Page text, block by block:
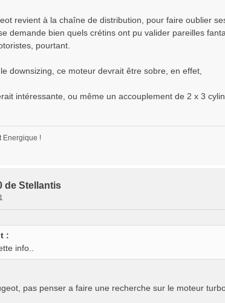
revient à la chaîne de distribution, pour faire oublier
demande bien quels crétins ont pu valider pareilles
pourtant.
downsizing, ce moteur devrait être sobre, en effet,
intéressante, ou même un accouplement de 2 x 3
Energique !
de Stellantis
:
info..
pas penser a faire une recherche sur le moteur turbo